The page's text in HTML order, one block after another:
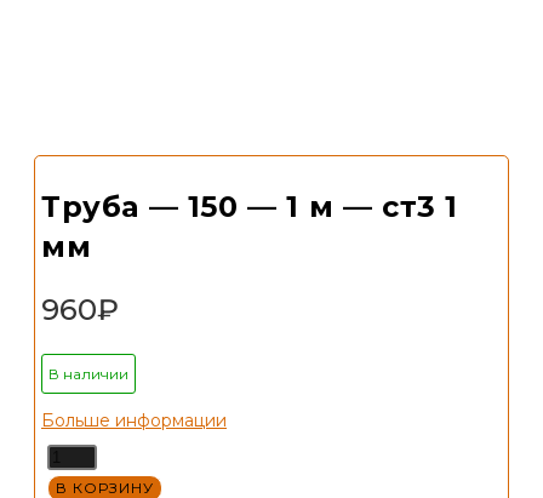
Труба — 150 — 1 м — ст3 1
мм
960₽
В наличии
Больше информации
товара
В КОРЗИНУ